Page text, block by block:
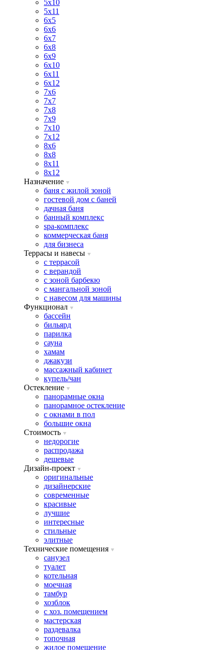
5х10
5х11
6х5
6х6
6х7
6х8
6х9
6х10
6х11
6х12
7х6
7х7
7х8
7х9
7х10
7х12
8х6
8х8
8х11
8х12
Назначение
баня с жилой зоной
гостевой дом с баней
дачная баня
банный комплекс
spa-комплекс
коммерческая баня
для бизнеса
Террасы и навесы
с террасой
с верандой
с зоной барбекю
с мангальной зоной
с навесом для машины
Функционал
бассейн
бильярд
парилка
сауна
хамам
джакузи
массажный кабинет
купель/чан
Остекление
панорамные окна
панорамное остекление
с окнами в пол
большие окна
Стоимость
недорогие
распродажа
дешевые
Дизайн-проект
оригинальные
дизайнерские
современные
красивые
лучшие
интересные
стильные
элитные
Технические помещения
санузел
туалет
котельная
моечная
тамбур
хозблок
с хоз. помещением
мастерская
раздевалка
топочная
жилое помещение